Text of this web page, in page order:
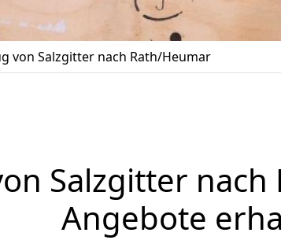
von Salzgitter nach Rath/Heumar
Salzgitter
Angebote